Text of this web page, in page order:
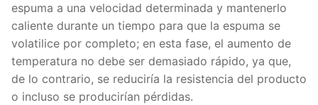
espuma a una velocidad determinada y mantenerlo
caliente durante un tiempo para que la espuma se
volatilice por completo; en esta fase, el aumento de
temperatura no debe ser demasiado rápido, ya que,
de lo contrario, se reduciría la resistencia del producto
o incluso se producirían pérdidas.